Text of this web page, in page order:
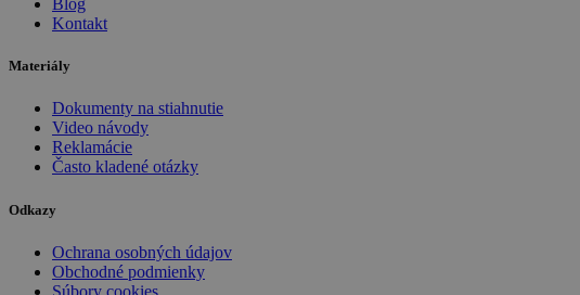
Blog
Kontakt
Materiály
Dokumenty na stiahnutie
Video návody
Reklamácie
Často kladené otázky
Odkazy
Ochrana osobných údajov
Obchodné podmienky
Súbory cookies